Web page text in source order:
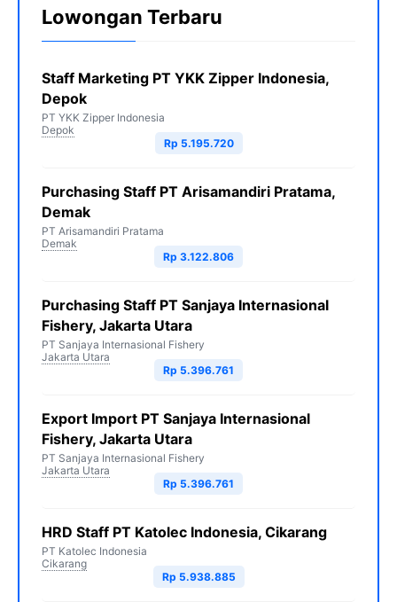
Lowongan Terbaru
Staff Marketing PT YKK Zipper Indonesia,
Depok
PT YKK Zipper Indonesia
Depok
Rp 5.195.720
Purchasing Staff PT Arisamandiri Pratama,
Demak
PT Arisamandiri Pratama
Demak
Rp 3.122.806
Purchasing Staff PT Sanjaya Internasional
Fishery, Jakarta Utara
PT Sanjaya Internasional Fishery
Jakarta Utara
Rp 5.396.761
Export Import PT Sanjaya Internasional
Fishery, Jakarta Utara
PT Sanjaya Internasional Fishery
Jakarta Utara
Rp 5.396.761
HRD Staff PT Katolec Indonesia, Cikarang
PT Katolec Indonesia
Cikarang
Rp 5.938.885